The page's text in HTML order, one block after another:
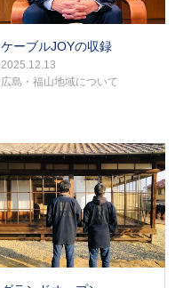
ケーブルJOYの収録
2025.12.13
広島・福山地域について